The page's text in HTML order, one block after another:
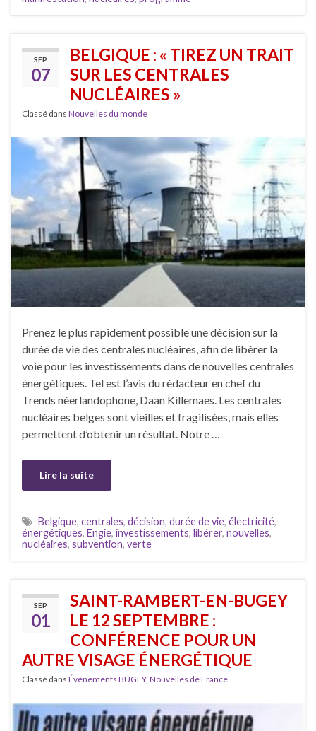
SEP
07
BELGIQUE : « TIREZ UN TRAIT
SUR LES CENTRALES
NUCLÉAIRES »
Classé dans Nouvelles du monde
Prenez le plus rapidement possible une décision sur la
durée de vie des centrales nucléaires, afin de libérer la
voie pour les investissements dans de nouvelles centrales
énergétiques. Tel est l’avis du rédacteur en chef du
Trends néerlandophone, Daan Killemaes. Les centrales
nucléaires belges sont vieilles et fragilisées, mais elles
permettent d’obtenir un résultat. Notre …
Lire la suite
Belgique, centrales, décision, durée de vie, électricité,
énergétiques, Engie, investissements, libérer, nouvelles,
nucléaires, subvention, verte
SEP
01
SAINT-RAMBERT-EN-BUGEY
LE 12 SEPTEMBRE :
CONFÉRENCE POUR UN
AUTRE VISAGE ÉNERGÉTIQUE
Classé dans Évènements BUGEY, Nouvelles de France